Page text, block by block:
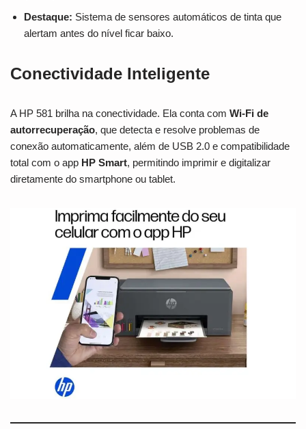
Destaque: Sistema de sensores automáticos de tinta que
alertam antes do nível ficar baixo.
Conectividade Inteligente
A HP 581 brilha na conectividade. Ela conta com Wi-Fi de
autorrecuperação, que detecta e resolve problemas de
conexão automaticamente, além de USB 2.0 e compatibilidade
total com o app HP Smart, permitindo imprimir e digitalizar
diretamente do smartphone ou tablet.